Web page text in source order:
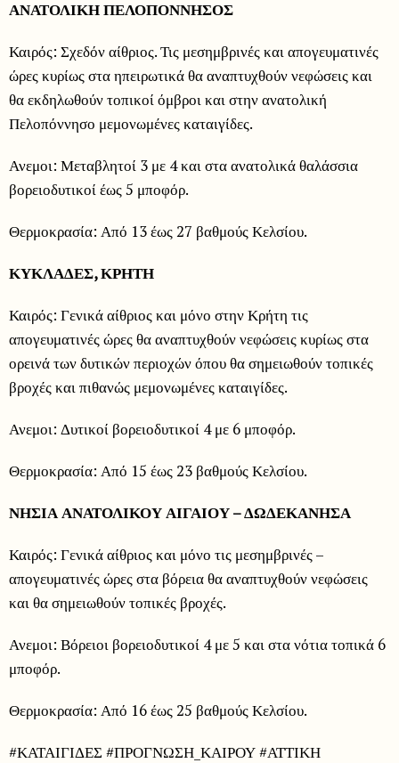
ΑΝΑΤΟΛΙΚΗ ΠΕΛΟΠΟΝΝΗΣΟΣ
Καιρός: Σχεδόν αίθριος. Τις μεσημβρινές και απογευματινές
ώρες κυρίως στα ηπειρωτικά θα αναπτυχθούν νεφώσεις και
θα εκδηλωθούν τοπικοί όμβροι και στην ανατολική
Πελοπόννησο μεμονωμένες καταιγίδες.
Ανεμοι: Μεταβλητοί 3 με 4 και στα ανατολικά θαλάσσια
βορειοδυτικοί έως 5 μποφόρ.
Θερμοκρασία: Από 13 έως 27 βαθμούς Κελσίου.
ΚΥΚΛΑΔΕΣ, ΚΡΗΤΗ
Καιρός: Γενικά αίθριος και μόνο στην Κρήτη τις
απογευματινές ώρες θα αναπτυχθούν νεφώσεις κυρίως στα
ορεινά των δυτικών περιοχών όπου θα σημειωθούν τοπικές
βροχές και πιθανώς μεμονωμένες καταιγίδες.
Ανεμοι: Δυτικοί βορειοδυτικοί 4 με 6 μποφόρ.
Θερμοκρασία: Από 15 έως 23 βαθμούς Κελσίου.
ΝΗΣΙΑ ΑΝΑΤΟΛΙΚΟΥ ΑΙΓΑΙΟΥ – ΔΩΔΕΚΑΝΗΣΑ
Καιρός: Γενικά αίθριος και μόνο τις μεσημβρινές –
απογευματινές ώρες στα βόρεια θα αναπτυχθούν νεφώσεις
και θα σημειωθούν τοπικές βροχές.
Ανεμοι: Βόρειοι βορειοδυτικοί 4 με 5 και στα νότια τοπικά 6
μποφόρ.
Θερμοκρασία: Από 16 έως 25 βαθμούς Κελσίου.
#ΚΑΤΑΙΓΙΔΕΣ #ΠΡΟΓΝΩΣΗ_ΚΑΙΡΟΥ #ΑΤΤΙΚΗ